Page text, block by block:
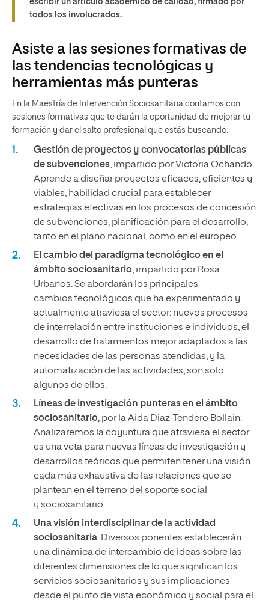
escribir un artículo académico de calidad, firmado por
todos los involucrados.
Asiste a las sesiones formativas de
las tendencias tecnológicas y
herramientas más punteras
En la Maestría de Intervención Sociosanitaria contamos con
sesiones formativas que te darán la oportunidad de mejorar tu
formación y dar el salto profesional que estás buscando.
Gestión de proyectos y convocatorias públicas
de subvenciones, impartido por Victoria Ochando.
Aprende a diseñar proyectos eficaces, eficientes y
viables, habilidad crucial para establecer
estrategias efectivas en los procesos de concesión
de subvenciones, planificación para el desarrollo,
tanto en el plano nacional, como en el europeo.
El cambio del paradigma tecnológico en el
ámbito sociosanitario, impartido por Rosa
Urbanos. Se abordarán los principales
cambios tecnológicos que ha experimentado y
actualmente atraviesa el sector: nuevos procesos
de interrelación entre instituciones e individuos, el
desarrollo de tratamientos mejor adaptados a las
necesidades de las personas atendidas, y la
automatización de las actividades, son solo
algunos de ellos.
Líneas de investigación punteras en el ámbito
sociosanitario, por la Aida Diaz-Tendero Bollain.
Analizaremos la coyuntura que atraviesa el sector
es una veta para nuevas líneas de investigación y
desarrollos teóricos que permiten tener una visión
cada más exhaustiva de las relaciones que se
plantean en el terreno del soporte social
y sociosanitario.
Una visión interdisciplinar de la actividad
sociosanitaria. Diversos ponentes establecerán
una dinámica de intercambio de ideas sobre las
diferentes dimensiones de lo que significan los
servicios sociosanitarios y sus implicaciones
desde el punto de vista económico y social para el